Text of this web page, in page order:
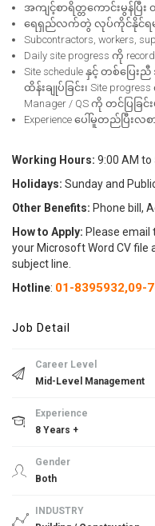
အကျင့်စာရိတ္တကောင်းမွန်ပြီ
ရေရှည်လက်တွဲ လုပ်ကိုင်နိုင်ရ
Subcontractors, workers,
Daily site progress ကို
Site schedule နှင့် တစ်ပြ
ထိန်းချုပ်ခြင်း၊ Site
Manager / QS ကို တင်ပြခြင်
Experience ပေါ်မူတည်ပြီး
Working Hours: 9:00 AM to
Holidays: Sunday and
Other Benefits: Phone bill,
How to Apply: Please email
your Microsoft Word CV file
subject line.
Hotline: 01-8395932,09-
Job Detail
Career Level
Mid-Level Management
Experience
8 Years +
Gender
Both
INDUSTRY